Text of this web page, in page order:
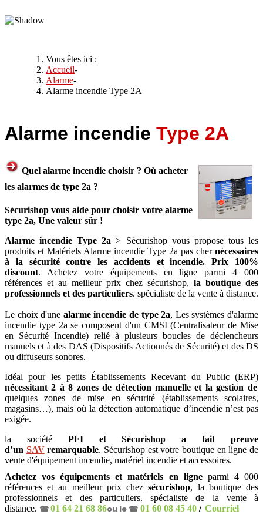
Vous êtes ici :
Accueil-
Alarme-
Alarme incendie Type 2A
Alarme incendie Type 2A
Quel alarme incendie choisir ? Où acheter
les alarmes de type 2a ?
Sécurishop vous aide pour choisir votre alarme
type 2a, Une valeur sûr !
Alarme incendie Type 2a > Sécurishop vous propose tous les
produits et Matériels Alarme incendie Type 2a pas cher nécessaires
à la sécurité contre les accidents et incendie. Prix 100%
discount. Achetez votre équipements en ligne parmi 4 000
références et au meilleur prix chez sécurishop, la boutique des
professionnels et des particuliers. spécialiste de la vente à distance.
Le choix d'une alarme incendie de type 2a, Les systèmes d'alarme
incendie type 2a se composent d'un CMSI (Centralisateur de Mise
en Sécurité Incendie) relié à plusieurs boucles de déclencheurs
manuels et à des DAS (Dispositifs Actionnés de Sécurité) et des DS
ou diffuseurs sonores.
Idéal pour les petits Établissements Recevant du Public (ERP)
nécessitant 2 à 8 zones de détection manuelle et la gestion de
quelques zones de mise en sécurité (établissements scolaires,
magasins…), mais où la détection automatique d’incendie n’est pas
exigée.
la société PFI et Sécurishop a fait preuve
d’un SAVremarquable. Sécurishop est votre boutique en ligne de
vente d'équipement incendie, matériel incendie et accessoires.
Achetez vos équipements et matériels en ligneparmi 4 000
références et au meilleur prix chezsécurishop, la boutique des
professionnels et des particuliers. spécialiste de la vente à
distance. ☎01 64 21 68 86ou le ☎ 01 60 08 45 40 / Courriel